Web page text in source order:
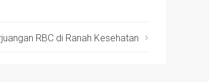
RBC di Ranah Kesehatan